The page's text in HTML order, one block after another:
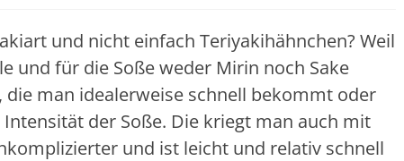
und nicht einfach Teriyakihähnchen? Weil
und für die Soße weder Mirin noch Sake
die man idealerweise schnell bekommt oder
der Soße. Die kriegt man auch mit
und ist leicht und relativ schnell